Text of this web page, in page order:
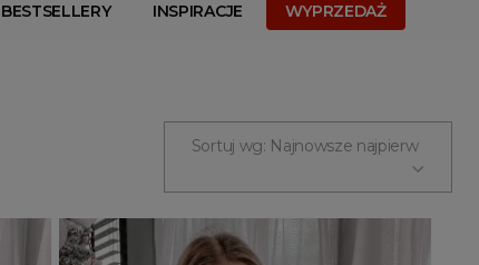
BESTSELLERY INSPIRACJE WYPRZEDAŻ
Sortuj wg: Najnowsze najpierw